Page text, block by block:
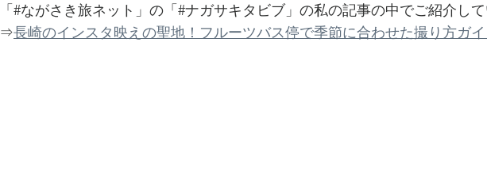
「#ながさき旅ネット」の「#ナガサキタビブ」の私の記事の中でご紹介して
⇒長崎のインスタ映えの聖地！フルーツバス停で季節に合わせた撮り方ガイ